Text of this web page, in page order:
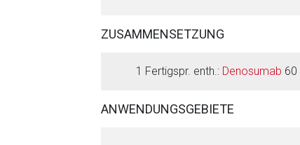
ZUSAMMENSETZUNG
1 Fertigspr. enth.: Denosumab 60
ANWENDUNGSGEBIETE